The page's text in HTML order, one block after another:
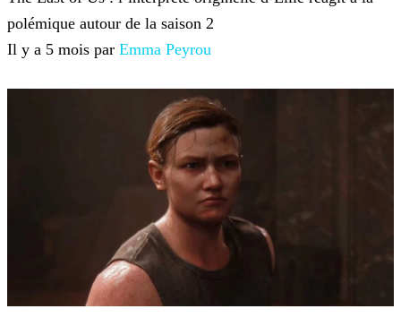
polémique autour de la saison 2
Il y a 5 mois par Emma Peyrou